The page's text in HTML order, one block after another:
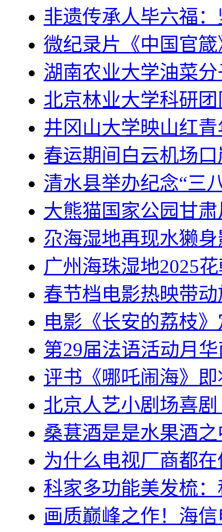
非遗传承人毕六福
微纪录片《中国官
湖南农业大学油菜
北京林业大学科研
井冈山大学映山红
春运期间白云机场
清水县举办纪念“三
大熊猫国家公园甘
尕海湿地再现水獭
广州海珠湿地2025
春节档电影热映带
电影《长安的荔枝
第29届法语活动月
评书《哪吒闹海》
北京人艺小剧场喜
桑葚酒是是水果酒
为什么电视厂商都
科家多功能美发梳
画质巅峰之作！海